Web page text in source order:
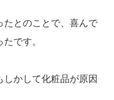
たとのことで、喜んで
です。
かして化粧品が原因